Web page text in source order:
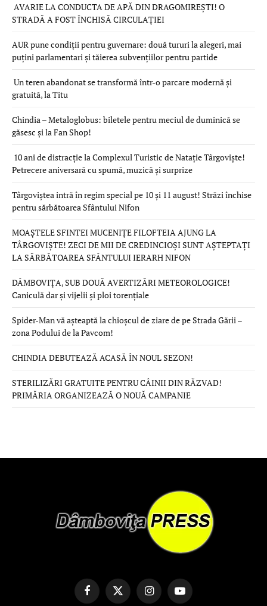
AVARIE LA CONDUCTA DE APĂ DIN DRAGOMIREȘTI! O
STRADĂ A FOST ÎNCHISĂ CIRCULAȚIEI
AUR pune condiții pentru guvernare: două tururi la alegeri, mai
puțini parlamentari și tăierea subvențiilor pentru partide
Un teren abandonat se transformă într-o parcare modernă și
gratuită, la Titu
Chindia – Metaloglobus: biletele pentru meciul de duminică se
găsesc și la Fan Shop!
10 ani de distracție la Complexul Turistic de Natație Târgoviște!
Petrecere aniversară cu spumă, muzică și surprize
Târgoviștea intră în regim special pe 10 și 11 august! Străzi închise
pentru sărbătoarea Sfântului Nifon
MOAȘTELE SFINTEI MUCENIȚE FILOFTEIA AJUNG LA
TÂRGOVIȘTE! ZECI DE MII DE CREDINCIOȘI SUNT AȘTEPTAȚI
LA SĂRBĂTOAREA SFÂNTULUI IERARH NIFON
DÂMBOVIȚA, SUB DOUĂ AVERTIZĂRI METEOROLOGICE!
Caniculă dar și vijelii și ploi torențiale
Spider-Man vă așteaptă la chioșcul de ziare de pe Strada Gării –
zona Podului de la Pavcom!
CHINDIA DEBUTEAZĂ ACASĂ ÎN NOUL SEZON!
STERILIZĂRI GRATUITE PENTRU CÂINII DIN RĂZVAD!
PRIMĂRIA ORGANIZEAZĂ O NOUĂ CAMPANIE
FacebookX
InstagramYouTube